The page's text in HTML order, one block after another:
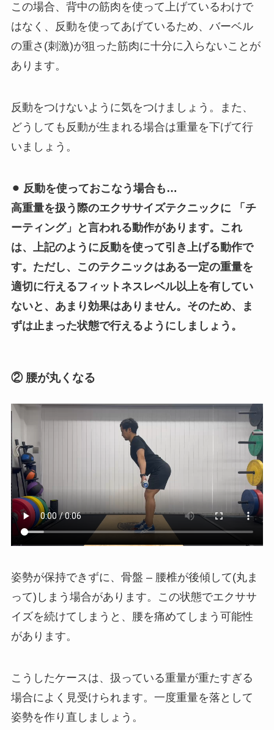
この場合、背中の筋肉を使って上げているわけで
はなく、反動を使ってあげているため、バーベル
の重さ(刺激)が狙った筋肉に十分に入らないことが
あります。
反動をつけないように気をつけましょう。また、
どうしても反動が生まれる場合は重量を下げて行
いましょう。
⚫︎ 反動を使っておこなう場合も…
高重量を扱う際のエクササイズテクニックに 「チ
ーティング」と言われる動作があります。これ
は、上記のように反動を使って引き上げる動作で
す。ただし、このテクニックはある一定の重量を
適切に行えるフィットネスレベル以上を有してい
ないと、あまり効果はありません。そのため、ま
ずは止まった状態で行えるようにしましょう。
② 腰が丸くなる
姿勢が保持できずに、骨盤 – 腰椎が後傾して(丸ま
って)しまう場合があります。この状態でエクササ
イズを続けてしまうと、腰を痛めてしまう可能性
があります。
こうしたケースは、扱っている重量が重たすぎる
場合によく見受けられます。一度重量を落として
姿勢を作り直しましょう。